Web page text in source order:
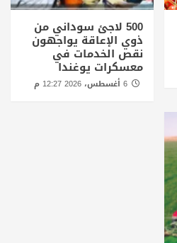
500 لاجئ سوداني من
ذوي الإعاقة يواجهون
نقص الخدمات في
معسكرات يوغندا
6 أغسطس، 2026 12:27 م